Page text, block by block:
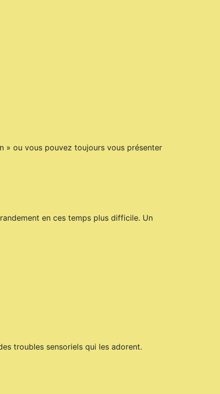
» ou vous pouvez toujours vous présenter
en ces temps plus difficile. Un
troubles sensoriels qui les adorent.